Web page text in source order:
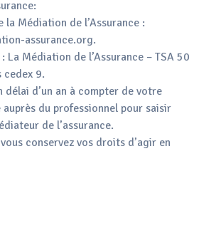
la Médiation de l’Assurance :
assurance.org.
Médiation de l’Assurance – TSA 50
cedex 9.
délai d’un an à compter de votre
du professionnel pour saisir
de l’assurance.
conservez vos droits d’agir en